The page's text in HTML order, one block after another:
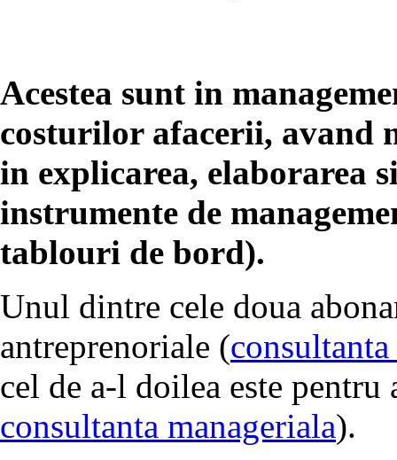
Acestea sunt in
costurilor afacerii, avand
in explicarea, elaborarea
instrumente de
tablouri de bord).
Unul dintre cele doua
antreprenoriale (
cel de a-l doilea este
consultanta manageriala).